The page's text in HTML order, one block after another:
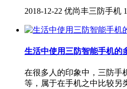
2018-12-22 优尚丰三防手机
生活中使用三防智能手机的
在很多人的印象中，三防手
等，属于在手机之中比较另